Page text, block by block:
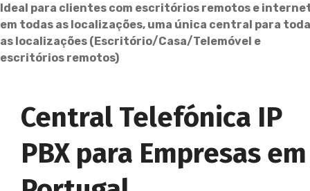
Ideal para clientes com escritórios remotos e
em todas as localizações, uma única central para
as localizações (Escritório/Casa/Telemóvel e
escritórios remotos)
Central Telefónica IP
PBX para Empresas em